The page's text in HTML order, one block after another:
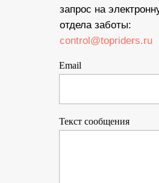
Email
Текст сообщения
запрос на
отдела заботы:
control@topriders.ru